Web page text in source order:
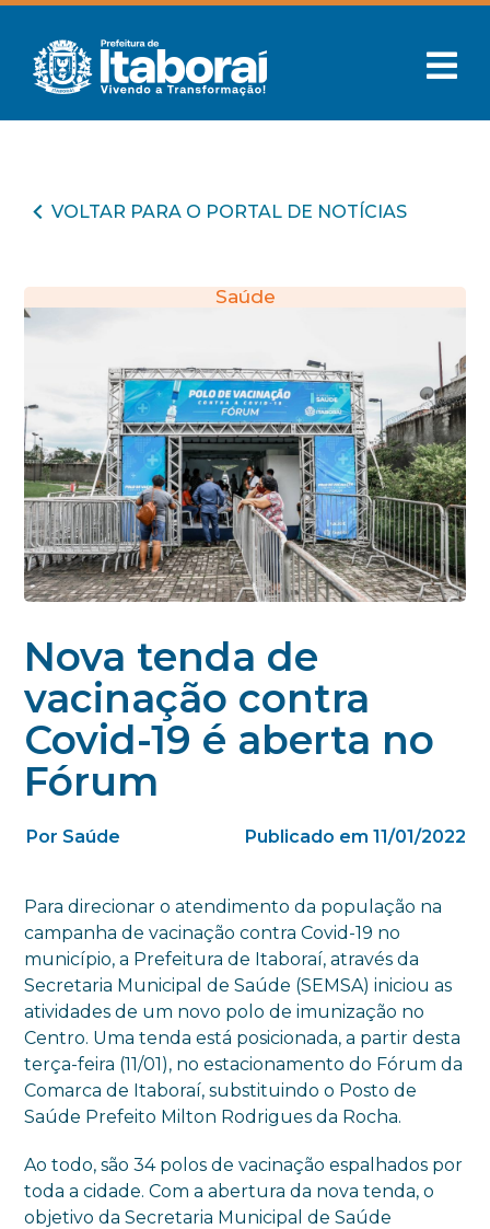
VOLTAR PARA O PORTAL DE NOTÍCIAS
Saúde
Nova tenda de
vacinação contra
Covid-19 é aberta no
Fórum
Por Saúde Publicado em 11/01/2022
Para direcionar o atendimento da população na
campanha de vacinação contra Covid-19 no
município, a Prefeitura de Itaboraí, através da
Secretaria Municipal de Saúde (SEMSA) iniciou as
atividades de um novo polo de imunização no
Centro. Uma tenda está posicionada, a partir desta
terça-feira (11/01), no estacionamento do Fórum da
Comarca de Itaboraí, substituindo o Posto de
Saúde Prefeito Milton Rodrigues da Rocha.
Ao todo, são 34 polos de vacinação espalhados por
toda a cidade. Com a abertura da nova tenda, o
objetivo da Secretaria Municipal de Saúde